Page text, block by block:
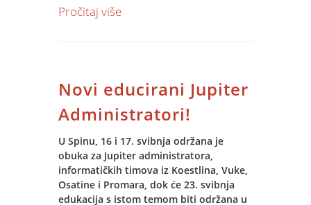
standardne module za upravljanje
započeo je izradom studije izvodljivosti,
a nakon pozitivne ocjene nastavio se
prijenosom podataka iz postojećeg
sustava, customizacijom parametara,
obukom, konzaltingom i razvojem
specifičnih funkcionalnosti.
Pročitaj više
Novi educirani Jupiter
Administratori!
U Spinu, 16 i 17. svibnja održana je
obuka za Jupiter administratora,
informatičkih timova iz Koestlina, Vuke,
Osatine i Promara, dok će 23. svibnja
edukacija s istom temom biti održana u